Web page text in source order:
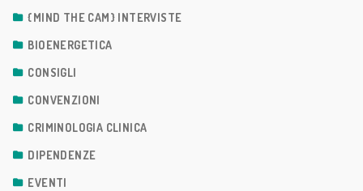
{MIND THE CAM} INTERVISTE
BIOENERGETICA
CONSIGLI
CONVENZIONI
CRIMINOLOGIA CLINICA
DIPENDENZE
EVENTI